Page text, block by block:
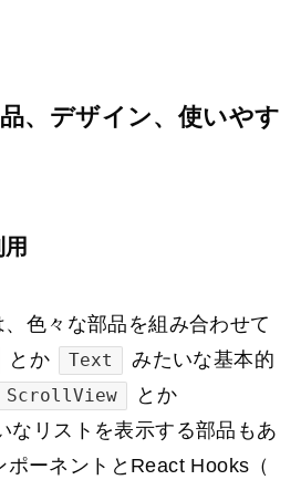
、デザイン、使いやす
色々な部品を組み合わせて
とか Text
みたいな基本的
ScrollView とか
なリストを表示する部品もあ
ポーネントとReact Hooks（